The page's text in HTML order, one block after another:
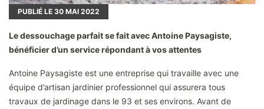
PUBLIÉ LE 30 MAI 2022
Le dessouchage parfait se fait avec Antoine Paysagiste,
bénéficier d’un service répondant à vos attentes
Antoine Paysagiste est une entreprise qui travaille avec une
équipe d’artisan jardinier professionnel qui assurera tous
travaux de jardinage dans le 93 et ses environs. Avant de